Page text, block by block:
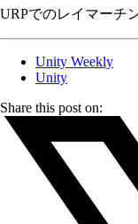
URPでのレイマーチ
Unity Weekly
Unity
Share this post on: